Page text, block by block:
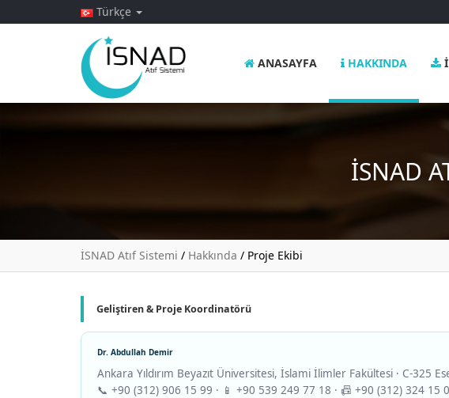
Türkçe
ANASAYFA HAKKINDA
İSNAD
İSNAD Atıf Sistemi / Hakkında / Proje Ekibi
Geliştiren & Proje Koordinatörü
Dr. Abdullah Demir
Ankara Yıldırım Beyazıt Üniversitesi, İslami İlimler Fakültesi · C-325
📞 +90 (312) 906 15 99 · 📱 +90 539 249 77 18 · 📠 +90 (312) 324 15